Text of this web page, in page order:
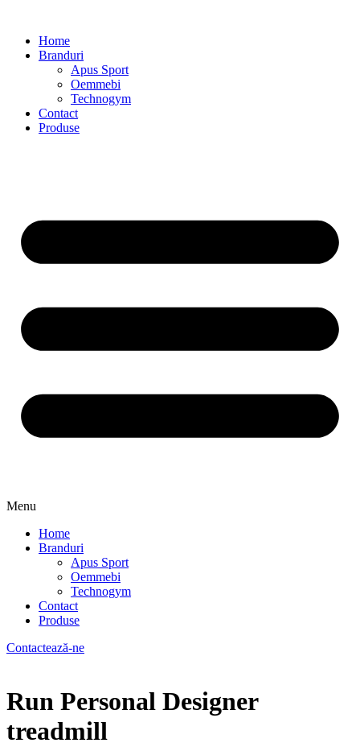
Home
Branduri
Apus Sport
Oemmebi
Technogym
Contact
Produse
Menu
Home
Branduri
Apus Sport
Oemmebi
Technogym
Contact
Produse
Contactează-ne
Run Personal Designer
treadmill